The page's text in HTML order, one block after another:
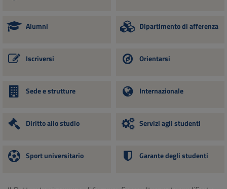
Alumni Dipartimento di afferenza
Iscriversi Orientarsi
Sede e strutture Internazionale
Diritto allo studio Servizi agli studenti
Sport universitario Garante degli studenti